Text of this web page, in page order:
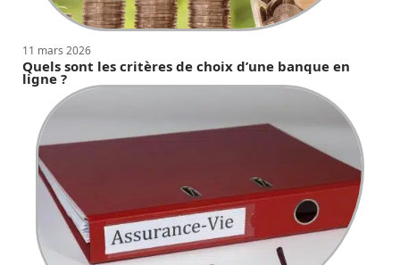
11 mars 2026
Quels sont les critères de choix d’une banque en
ligne ?